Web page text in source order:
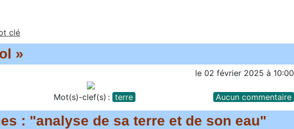
clé
»
le 02 février 2025 à 10:00
Mot(s)-clef(s) : terre Aucun commentaire
: "analyse de sa terre et de son eau"